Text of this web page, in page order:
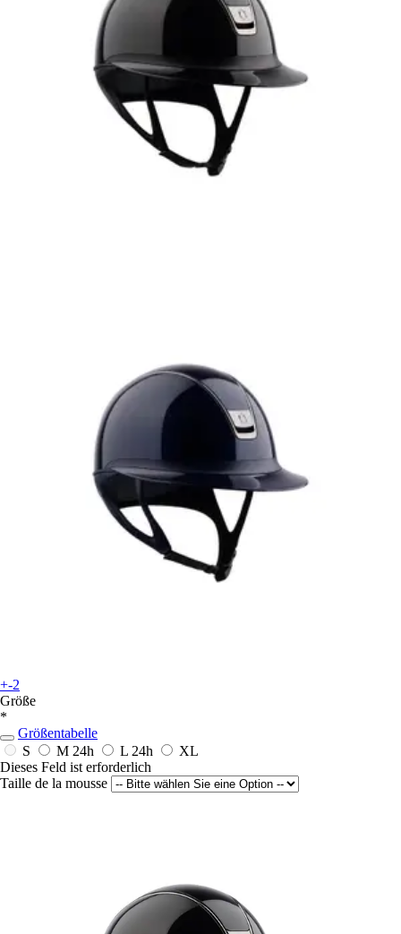
+-2
Größe
*
Größentabelle
S
M 24h L 24h
XL
Dieses Feld ist erforderlich
Taille de la mousse